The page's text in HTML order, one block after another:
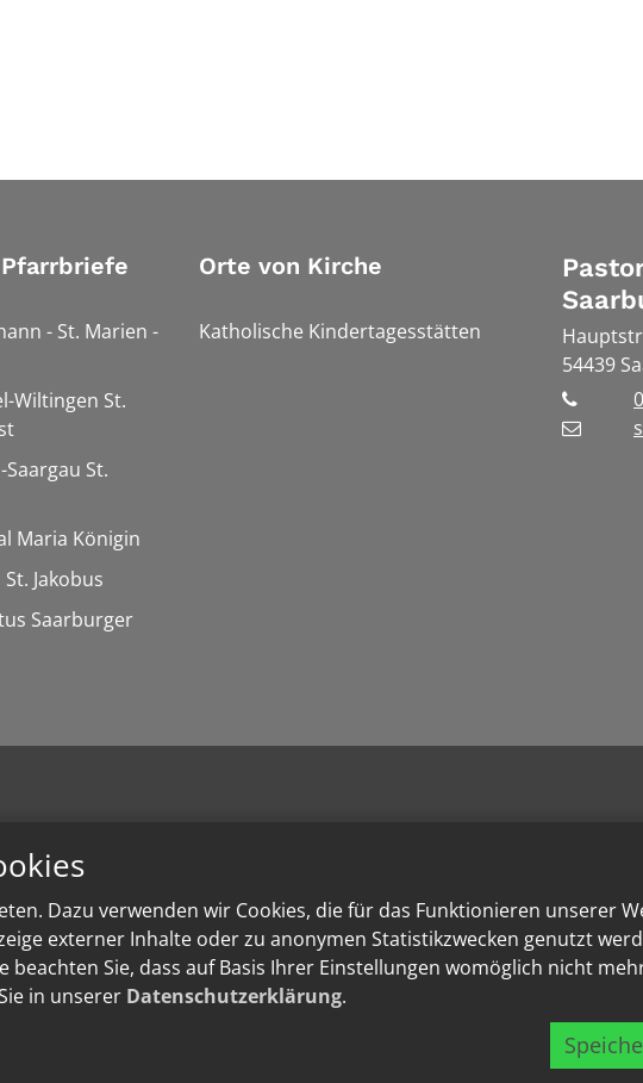
Dazu verwenden wir Cookies, die für das Funktionieren unserer
externer Inhalte oder zu anonymen Statistikzwecken genutzt
beachten Sie, dass auf Basis Ihrer Einstellungen womöglich nicht
in unserer Datenschutzerklärung.
- St. Marien -
Wiltingen St.
St.
Maria Königin
Jakobus
Saarburger
Orte von Kirche
Katholische Kindertagesstätten
54439